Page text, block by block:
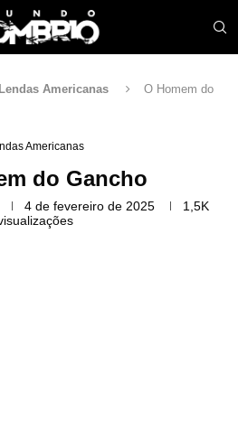
Lendas Americanas
O Homem do
Americanas
do Gancho
4 de fevereiro de 2025
1,5K